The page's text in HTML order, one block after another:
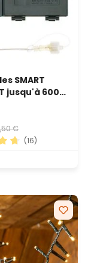
SMART
jusqu'à 600
€
de 4.81 sur
(16)